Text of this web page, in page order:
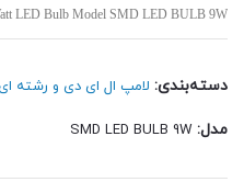
LED Bulb Model SMD LED BULB 9W
دسته‌بندی: لامپ ال ای دی و رشته
مدل: